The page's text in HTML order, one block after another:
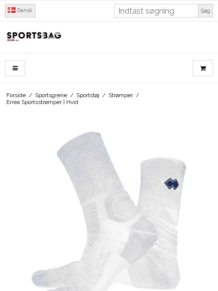
Dansk Søg
Forside / Sportsgrene / Sportstøj / Strømper /
Errea Sportsstrømper | Hvid